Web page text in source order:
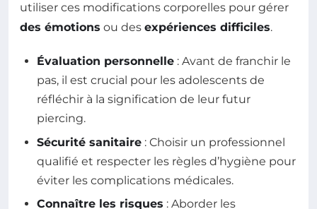
utiliser ces modifications corporelles pour gérer
des émotions ou des expériences difficiles.
Évaluation personnelle : Avant de franchir le
pas, il est crucial pour les adolescents de
réfléchir à la signification de leur futur
piercing.
Sécurité sanitaire : Choisir un professionnel
qualifié et respecter les règles d’hygiène pour
éviter les complications médicales.
Connaître les risques : Aborder les